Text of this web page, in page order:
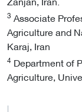
3 Associate
Agriculture and
Karaj, Iran
4 Department of
Agriculture,